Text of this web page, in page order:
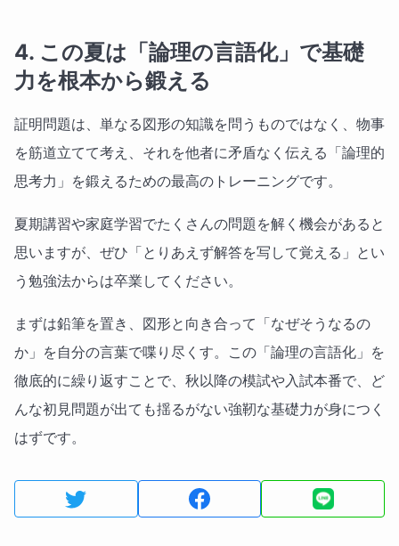
4. この夏は「論理の言語化」で基礎
力を根本から鍛える
証明問題は、単なる図形の知識を問うものではなく、物事
を筋道立てて考え、それを他者に矛盾なく伝える「論理的
思考力」を鍛えるための最高のトレーニングです。
夏期講習や家庭学習でたくさんの問題を解く機会があると
思いますが、ぜひ「とりあえず解答を写して覚える」とい
う勉強法からは卒業してください。
まずは鉛筆を置き、図形と向き合って「なぜそうなるの
か」を自分の言葉で喋り尽くす。この「論理の言語化」を
徹底的に繰り返すことで、秋以降の模試や入試本番で、ど
んな初見問題が出ても揺るがない強靭な基礎力が身につく
はずです。